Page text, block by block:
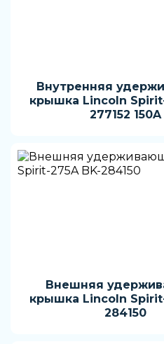
Внутренняя
крышка Lincoln
277152 150A
Внешняя
крышка Lincoln
284150